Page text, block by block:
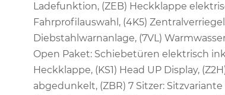
Ladefunktion, (ZEB) Heckklappe
Fahrprofilauswahl, (4K5)
Diebstahlwarnanlage, (7VL)
Open Paket: Schiebetüren elektrisch
Heckklappe, (KS1) Head UP Display,
abgedunkelt, (ZBR) 7 Sitzer: